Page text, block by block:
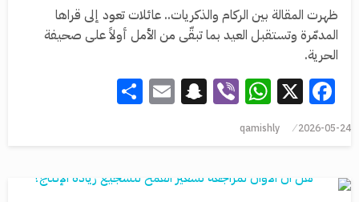
ظهرت المقالة بين الركام والذكريات.. عائلات تعود إلى قراها
المدمّرة وتستقبل العيد بما تبقّى من الأمل أولاً على صحيفة
الحرية.
Facebook
X
WhatsApp
Viber
Snapchat
Email
2026-05-24
qamishly